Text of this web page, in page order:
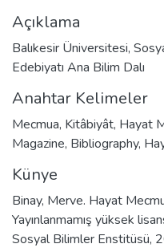
Açıklama
Balıkesir Üniversitesi,
Edebiyatı Ana Bilim Dalı
Anahtar Kelimeler
Mecmua, Kitâbiyât, Hayat
Magazine, Bibliography,
Künye
Binay, Merve. Hayat
Yayınlanmamış yüksek
Sosyal Bilimler Enstitüsü,